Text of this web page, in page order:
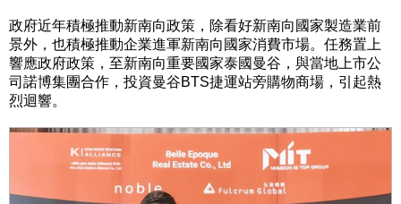
政府近年積極推動新南向政策，除看好新南向國家製造業前
景外，也積極推動企業進軍新南向國家消費市場。任務置上
響應政府政策，至新南向重要國家泰國曼谷，與當地上市公
司諾博集團合作，投資曼谷BTS捷運站旁購物商場，引起熱
烈迴響。